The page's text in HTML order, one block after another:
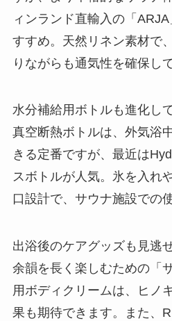
ィンランド直輸入の「
すすめ。天然リネン素材で
りながらも通気性を確保し
水分補給用ボトルも進化し
真空断熱ボトルは、外気浴
きる定番ですが、最近は
スボトルが人気。氷を入れ
口設計で、サウナ施設での
出浴後のケアグッズも見逃
余韻を長く楽しむための「
用ボディクリームは、ヒノ
果も期待できます。また、